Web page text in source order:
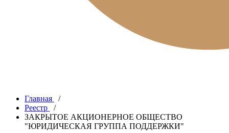
Главная
/
Реестр
/
ЗАКРЫТОЕ АКЦИОНЕРНОЕ ОБЩЕСТВО
"ЮРИДИЧЕСКАЯ ГРУППА ПОДДЕРЖКИ"